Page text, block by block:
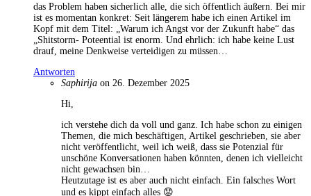
das Problem haben sicherlich alle, die sich öffentlich äußern. Bei mir
ist es momentan konkret: Seit längerem habe ich einen Artikel im
Kopf mit dem Titel: „Warum ich Angst vor der Zukunft habe“ das
„Shitstorm- Poteential ist enorm. Und ehrlich: ich habe keine Lust
drauf, meine Denkweise verteidigen zu müssen…
Antworten
Saphirija on 26. Dezember 2025
Hi,
ich verstehe dich da voll und ganz. Ich habe schon zu einigen
Themen, die mich beschäftigen, Artikel geschrieben, sie aber
nicht veröffentlicht, weil ich weiß, dass sie Potenzial für
unschöne Konversationen haben könnten, denen ich vielleicht
nicht gewachsen bin…
Heutzutage ist es aber auch nicht einfach. Ein falsches Wort
und es kippt einfach alles 😟